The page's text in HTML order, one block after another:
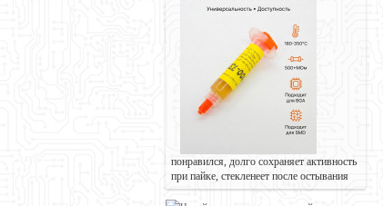
понравился, долго сохраняет активность
при пайке, стекленеет после остывания